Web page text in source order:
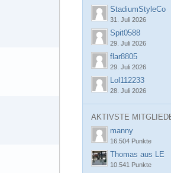
StadiumStyleCo
31. Juli 2026
Spit0588
29. Juli 2026
flar8805
29. Juli 2026
Lol112233
28. Juli 2026
AKTIVSTE
manny
16.504 Punkte
Thomas aus LE
10.541 Punkte